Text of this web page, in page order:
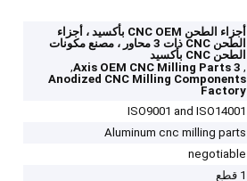
أجزاء الطحن CNC OEM بأكسيد ، أجزاء
الطحن CNC ذات 3 محاور ، مصنع مكونات
الطحن CNC بأكسيد
,
3 Axis OEM CNC Milling Parts
,
Anodized CNC Milling Components
Factory
ISO9001 and ISO14001
Aluminum cnc milling parts
negotiable
1 قطع